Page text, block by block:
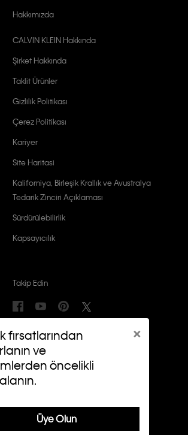
×
fırsatlarından
ve
öncelikli
Üye Olun
Hakkımızda
CALVIN KLEIN Hakkında
Şirket Hakkında
Taklit Ürünler
Gizlilik Politikası
Çerez Politikası
Kariyer
Site Haritasi
Kaliforniya, Birleşik Krallık ve Avustralya
Tedarik Zinciri Açıklaması
Sürdürülebilirlik
Kapsayıcılık
Takip Edin